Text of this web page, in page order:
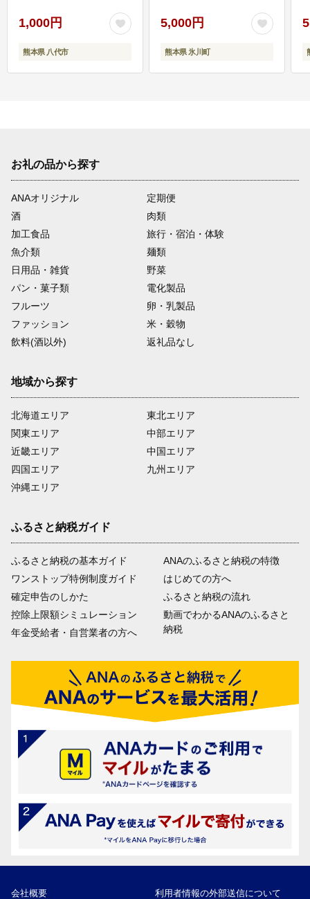
1,000円
熊本県 八代市
5,000円
熊本県 氷川町
お礼の品から探す
ANAオリジナル
定期便
酒
肉類
加工食品
旅行・宿泊・体験
魚介類
麺類
日用品・雑貨
野菜
パン・菓子類
電化製品
フルーツ
卵・乳製品
ファッション
米・穀物
飲料(酒以外)
返礼品なし
地域から探す
北海道エリア
関東エリア
近畿エリア
四国エリア
沖縄エリア
東北エリア
中部エリア
中国エリア
九州エリア
ふるさと納税ガイド
ふるさと納税の基本ガイド
ワンストップ特例制度ガイド
確定申告のしかた
控除上限額シミュレーション
年金受給者・自営業者の方へ
ANAのふるさと納税の特徴
はじめての方へ
ふるさと納税の流れ
動画でわかるANAのふるさと
納税
会社概要 利用者情報の外部送信について